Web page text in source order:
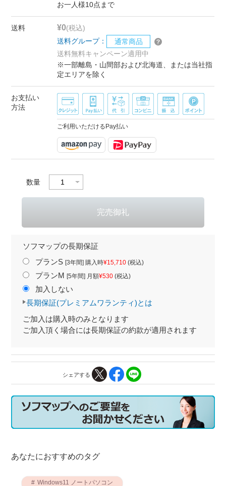
お一人様10点まで
送料 ¥0(税込)
送料グループ：
通常商品
送料無料キャンペーン適用中
※一部離島・山間部および北海道、または当社指
定エリアを除く
お支払い
方法
ご利用いただけるPay払い
数量
ソフマップの長期保証
プランS [3年間] 購入時¥15,710(税込)
プランM [5年間] 月額¥530(税込)
加入しない
長期保証(プレミアムワランティ)とは
ご加入は購入時のみとなります
ご加入頂く場合には長期保証の約款が適用されます
シェアする
あなたにおすすめのタグ
Windows11 ノートパソコン